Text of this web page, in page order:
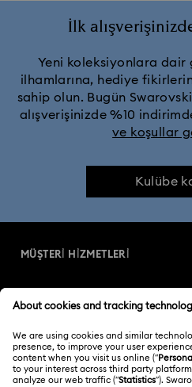
İlk
Yeni koleksiyonlara dair
ilhamlarına, hediye
sahip olun. Bugün
alışverişinizde %10
ve koşullar
Kulübe
MÜŞTERİ HİZMETLERİ
Sipariş Takibi
Nakliye
Kayıt